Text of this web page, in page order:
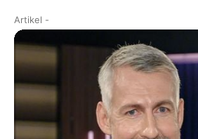
Artikel -